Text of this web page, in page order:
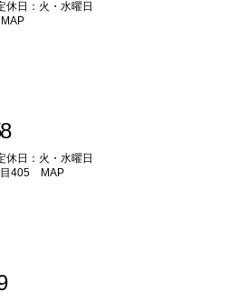
日：火・水曜日
MAP
日：火・水曜日
目405 MAP